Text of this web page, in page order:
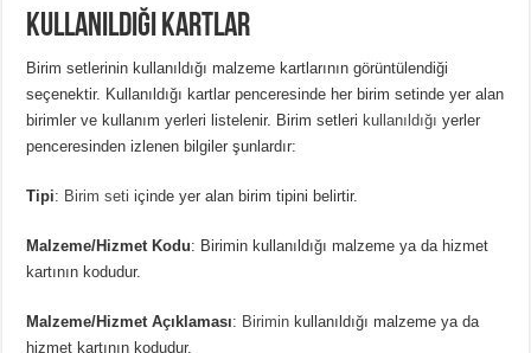
Kullanıldığı Kartlar
Birim setlerinin kullanıldığı malzeme kartlarının görüntülendiği
seçenektir. Kullanıldığı kartlar penceresinde her birim setinde yer alan
birimler ve kullanım yerleri listelenir. Birim setleri kullanıldığı yerler
penceresinden izlenen bilgiler şunlardır:
Tipi: Birim seti içinde yer alan birim tipini belirtir.
Malzeme/Hizmet Kodu: Birimin kullanıldığı malzeme ya da hizmet
kartının kodudur.
Malzeme/Hizmet Açıklaması: Birimin kullanıldığı malzeme ya da
hizmet kartının kodudur.